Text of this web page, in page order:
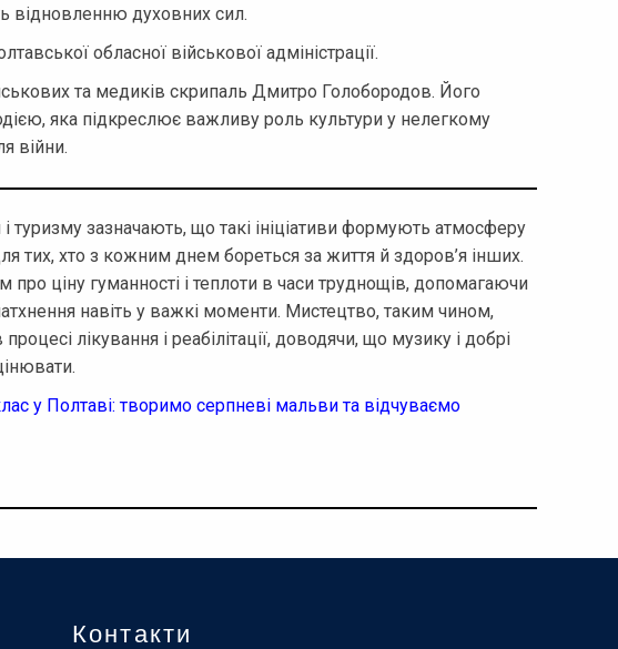
відновленню духовних сил.
обласної військової адміністрації.
та медиків скрипаль Дмитро Голобородов. Його
яка підкреслює важливу роль культури у нелегкому
війни.
туризму зазначають, що такі ініціативи формують атмосферу
тих, хто з кожним днем бореться за життя й здоров’я інших.
ціну гуманності і теплоти в часи труднощів, допомагаючи
навіть у важкі моменти. Мистецтво, таким чином,
лікування і реабілітації, доводячи, що музику і добрі
у Полтаві: творимо серпневі мальви та відчуваємо
Контакти